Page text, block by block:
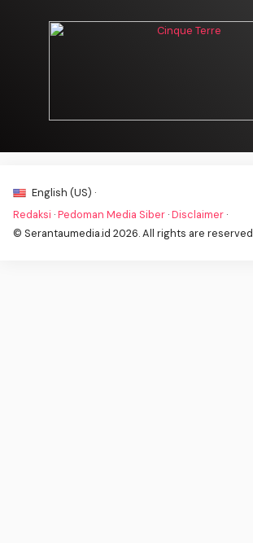
English (US) ·
Redaksi ·Pedoman Media Siber ·Disclaimer ·
© Serantaumedia.id 2026. All rights are reserved